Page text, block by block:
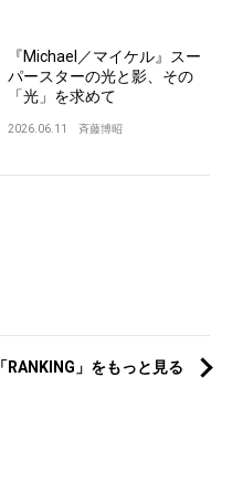
『Michael／マイケル』スー
パースターの光と影、その
「光」を求めて
2026.06.11 斉藤博昭
「RANKING」をもっと見る